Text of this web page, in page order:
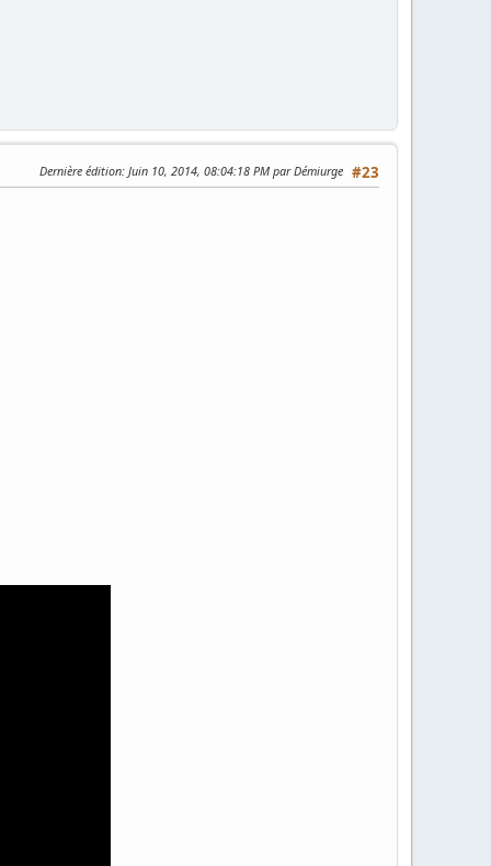
#23
Dernière édition: Juin 10, 2014, 08:04:18 PM par Démiurge